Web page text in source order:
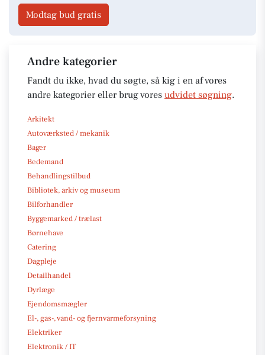
Modtag bud gratis
Andre kategorier
Fandt du ikke, hvad du søgte, så kig i en af vores
andre kategorier eller brug vores udvidet søgning.
Arkitekt
Autoværksted / mekanik
Bager
Bedemand
Behandlingstilbud
Bibliotek, arkiv og museum
Bilforhandler
Byggemarked / trælast
Børnehave
Catering
Dagpleje
Detailhandel
Dyrlæge
Ejendomsmægler
El-, gas-, vand- og fjernvarmeforsyning
Elektriker
Elektronik / IT